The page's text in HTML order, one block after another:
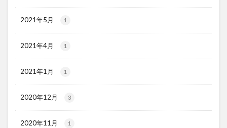
2021年5月 1
2021年4月 1
2021年1月 1
2020年12月 3
2020年11月 1